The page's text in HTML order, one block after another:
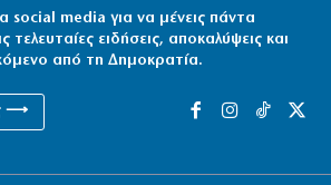
σύνταξη
(βίντεο)
social media για να μένεις πάντα
τελευταίες ειδήσεις, αποκαλύψεις και
από τη Δημοκρατία.
⟶